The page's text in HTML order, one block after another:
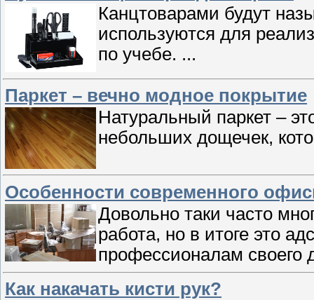
Канцтоварами будут
используются для
по учебе. ...
Паркет – вечно модное покрытие
Натуральный паркет –
небольших дощечек,
Особенности современного
Довольно таки часто
работа, но в итоге это
профессионалам своего
Как накачать кисти рук?